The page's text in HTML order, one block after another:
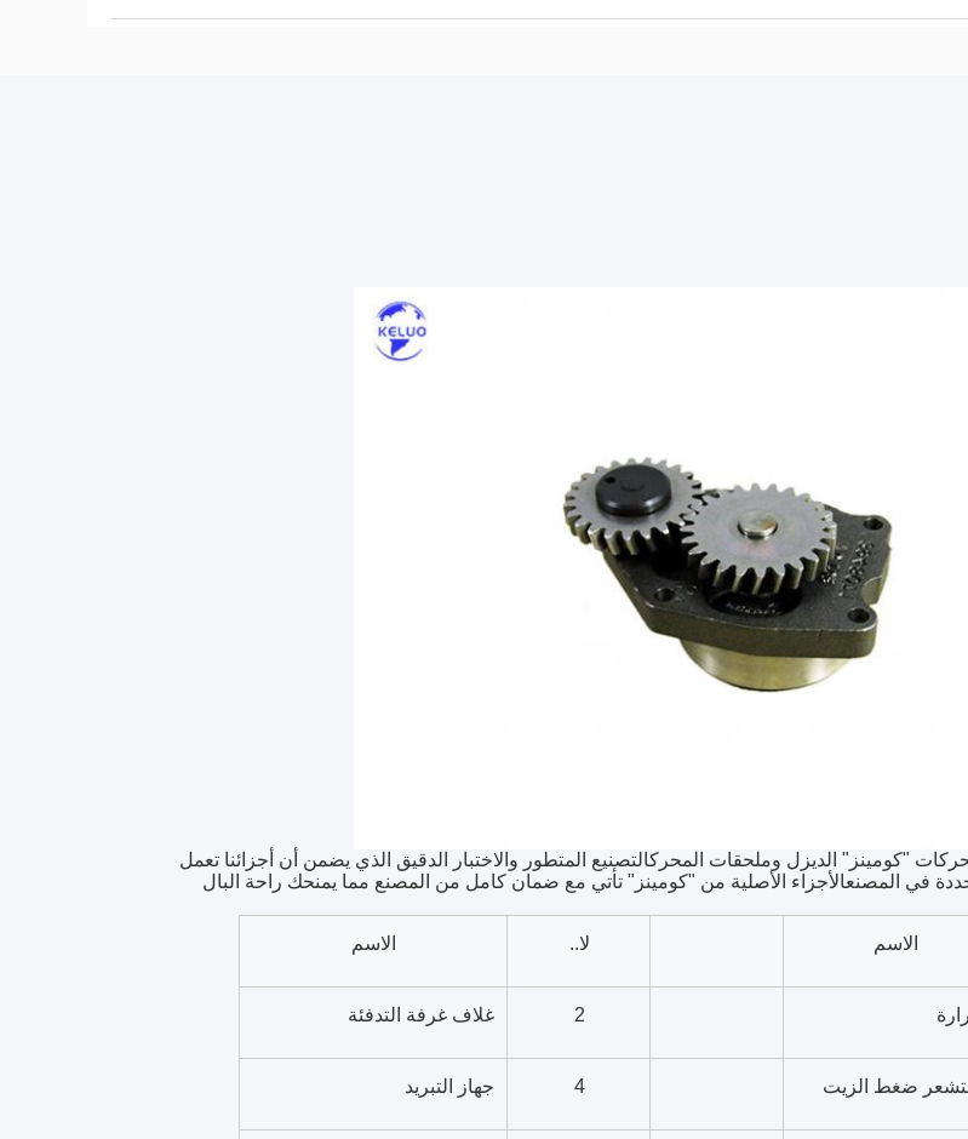
"كومينز" الديزل وملحقات المحركالتصنيع المتطور والاختبار الدقيق الذي يضمن أن أجزائنا تعمل
في المصنعالأجزاء الأصلية من "كومينز" تأتي مع ضمان كامل من المصنع مما يمنحك راحة البال
الاسم لا.. الاسم
2 غلاف غرفة التدفئة
ضغط الزيت 4 جهاز التبريد